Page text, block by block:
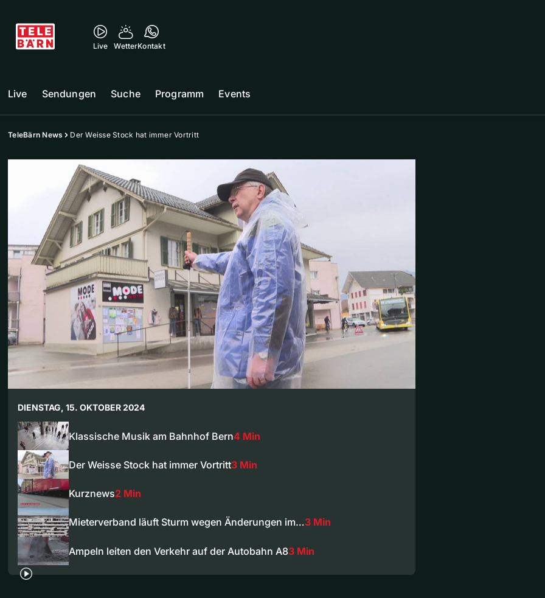
Live WetterKontakt
Live Sendungen Suche Programm Events
TeleBärn News Der Weisse Stock hat immer Vortritt
DIENSTAG, 15. OKTOBER 2024
Klassische Musik am Bahnhof Bern4 Min
Der Weisse Stock hat immer Vortritt3 Min
Kurznews2 Min
Mieterverband läuft Sturm wegen Änderungen im…3 Min
Ampeln leiten den Verkehr auf der Autobahn A83 Min